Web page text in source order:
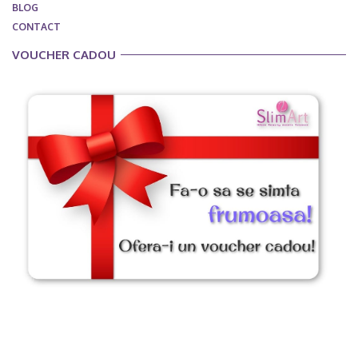
BLOG
CONTACT
VOUCHER CADOU